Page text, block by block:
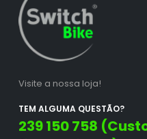
Visite a nossa loja!
TEM ALGUMA QUESTÃO?
239 150 758